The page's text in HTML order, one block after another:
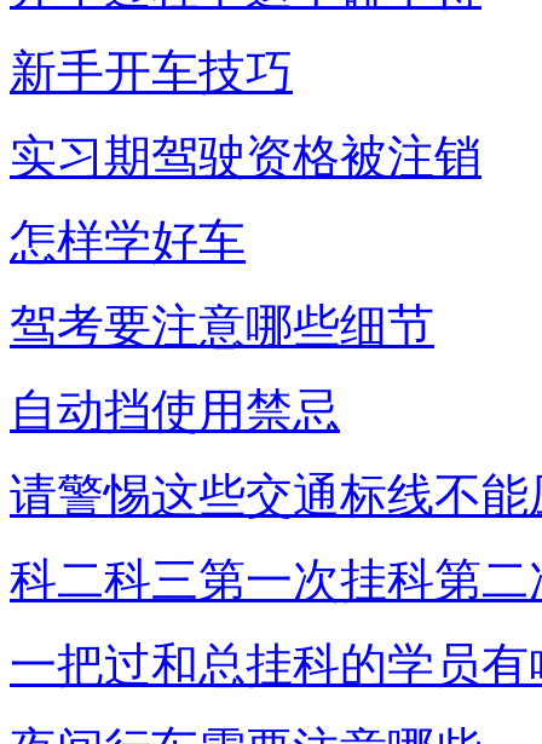
新手开车技巧
实习期驾驶资格被注销
怎样学好车
驾考要注意哪些细节
自动挡使用禁忌
请警惕这些交通标线不能
科二科三第一次挂科第
一把过和总挂科的学员有